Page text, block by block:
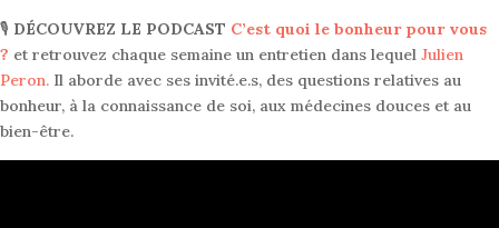
🎙 DÉCOUVREZ LE PODCAST C’est quoi le bonheur pour vous
? et retrouvez chaque semaine un entretien dans lequel Julien
Peron. Il aborde avec ses invité.e.s, des questions relatives au
bonheur, à la connaissance de soi, aux médecines douces et au
bien-être.